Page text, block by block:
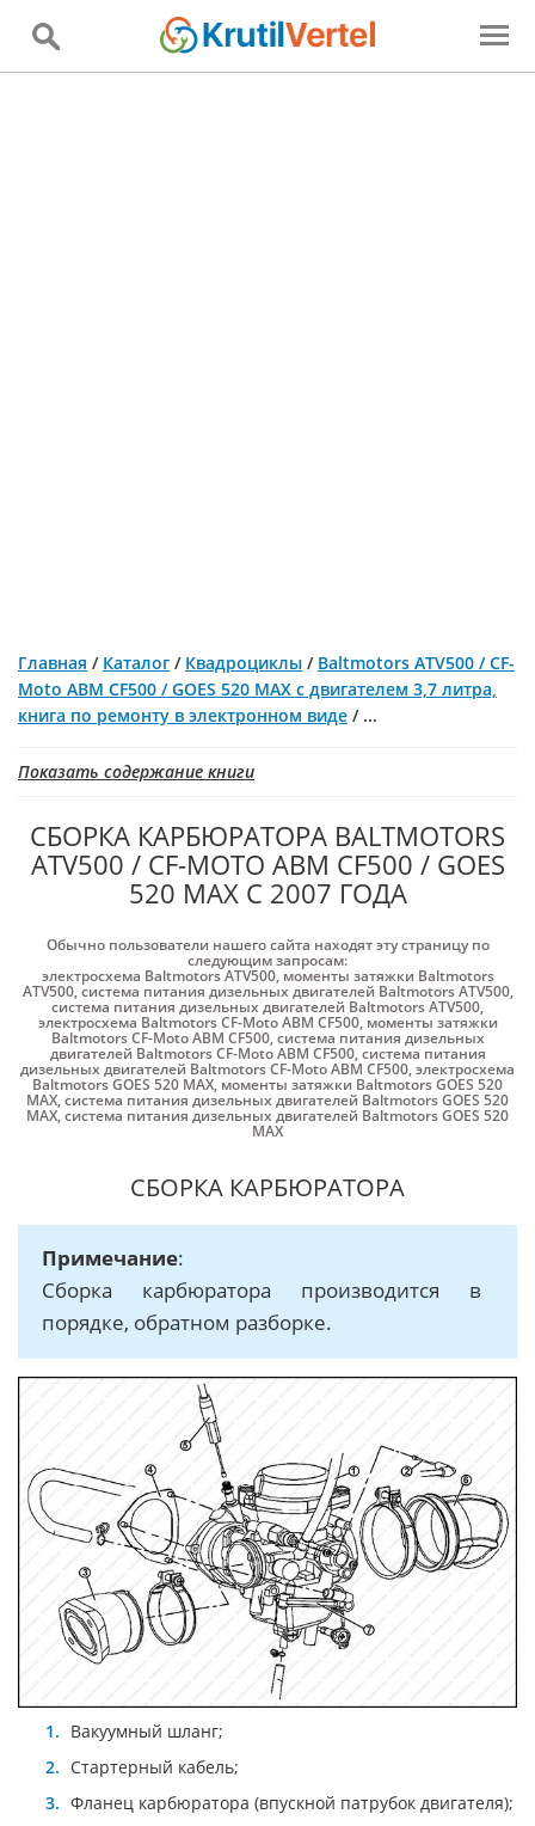
Главная / Каталог / Квадроциклы / Baltmotors ATV500 / CF-
Moto ABM CF500 / GOES 520 MAX c двигателем 3,7 литра,
книга по ремонту в электронном виде / ...
Показать содержание книги
СБОРКА КАРБЮРАТОРА BALTMOTORS
ATV500 / CF-MOTO ABM CF500 / GOES
520 MAX С 2007 ГОДА
Обычно пользователи нашего сайта находят эту страницу по
следующим запросам:
электросхема Baltmotors ATV500, моменты затяжки Baltmotors
ATV500,система питания дизельных двигателей Baltmotors ATV500,
система питания дизельных двигателей Baltmotors ATV500,
электросхема Baltmotors CF-Moto ABM CF500, моменты затяжки
Baltmotors CF-Moto ABM CF500,система питания дизельных
двигателей Baltmotors CF-Moto ABM CF500,система питания
дизельных двигателей Baltmotors CF-Moto ABM CF500,электросхема
Baltmotors GOES 520 MAX, моменты затяжки Baltmotors GOES 520
MAX,система питания дизельных двигателей Baltmotors GOES 520
MAX,система питания дизельных двигателей Baltmotors GOES 520
MAX
СБОРКА КАРБЮРАТОРА
Примечание:
Сборка карбюратора производится в
порядке, обратном разборке.
Вакуумный шланг;
Стартерный кабель;
Фланец карбюратора (впускной патрубок двигателя);